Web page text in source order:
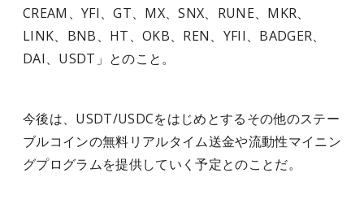
CREAM、YFI、GT、MX、SNX、RUNE、MKR、
LINK、BNB、HT、OKB、REN、YFII、BADGER、
DAI、USDT」とのこと。
今後は、USDT/USDCをはじめとするその他のステー
ブルコインの無料リアルタイム送金や流動性マイニン
グプログラムを提供していく予定とのことだ。